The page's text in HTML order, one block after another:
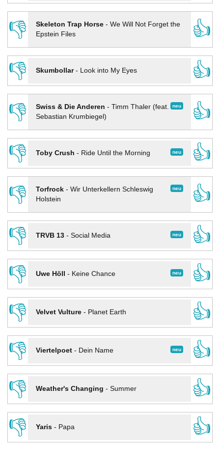
👎
Skeleton Trap Horse- We Will Not Forget the
Epstein Files
👍
👎
Skumbollar- Look into My Eyes
👍
👎
neu
Swiss & Die Anderen - Timm Thaler (feat.
Sebastian Krumbiegel)
👍
👎
neu
Toby Crush - Ride Until the Morning
👍
👎
neu
Torfrock- Wir Unterkellern Schleswig
Holstein
👍
👎
neu
TRVB 13- Social Media
👍
👎
neu
Uwe Höll - Keine Chance
👍
👎
Velvet Vulture- Planet Earth
👍
👎
neu
Viertelpoet- Dein Name
👍
👎
Weather's Changing - Summer
👍
👎
Yaris- Papa 👍